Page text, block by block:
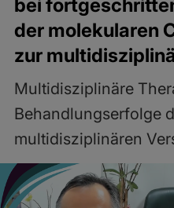
bei
der molekularen
zur
Multidisziplinäre
Behandlungserfolge
multidisziplinären